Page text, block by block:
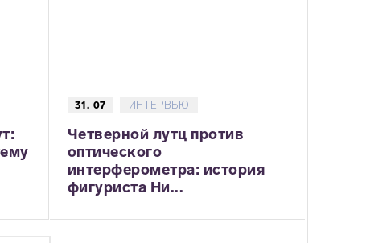
31. 07 ИНТЕРВЬЮ
Четверной лутц против
оптического
интерферометра: история
фигуриста Ни...